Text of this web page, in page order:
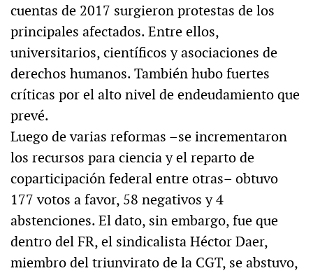
cuentas de 2017 surgieron protestas de los
principales afectados. Entre ellos,
universitarios, científicos y asociaciones de
derechos humanos. También hubo fuertes
críticas por el alto nivel de endeudamiento que
prevé.
Luego de varias reformas –se incrementaron
los recursos para ciencia y el reparto de
coparticipación federal entre otras– obtuvo
177 votos a favor, 58 negativos y 4
abstenciones. El dato, sin embargo, fue que
dentro del FR, el sindicalista Héctor Daer,
miembro del triunvirato de la CGT, se abstuvo,